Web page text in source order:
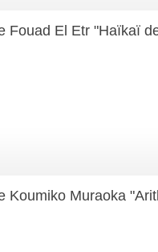
Fouad El Etr "Haïkaï
Koumiko Muraoka